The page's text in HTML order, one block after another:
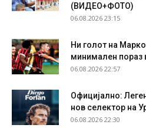
(ВИДЕО+ФОТО)
06.08.2026 23:15
Ни голот на
минимален пораз
06.08.2026 22:57
Официјално:
нов селектор на
06.08.2026 22:30